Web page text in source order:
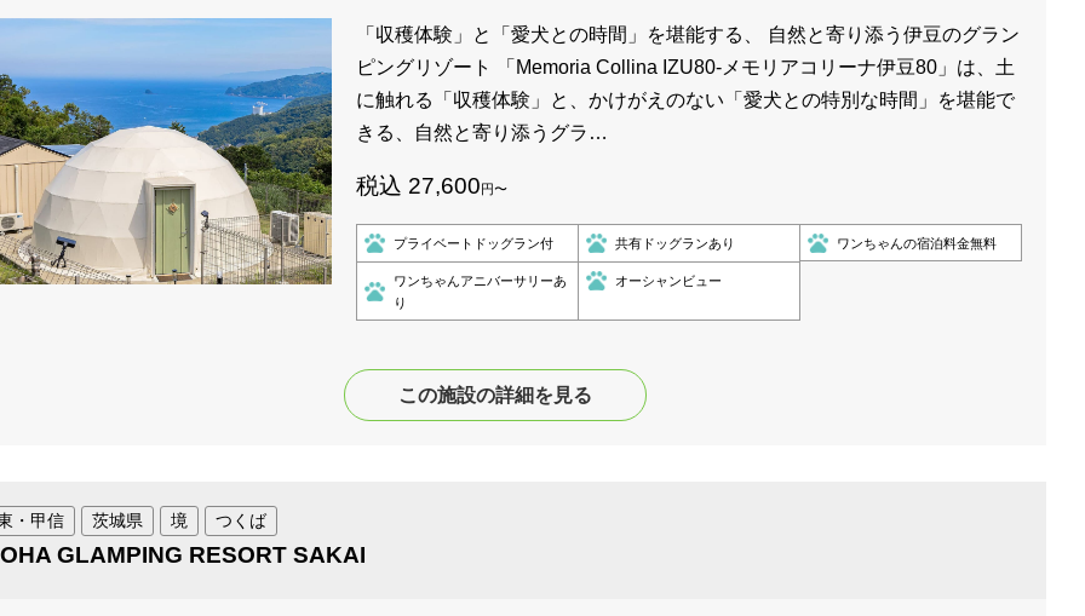
「収穫体験」と「愛犬との時間」を堪能する、 自然と寄り添う伊豆のグラン
ピングリゾート 「Memoria Collina IZU80-メモリアコリーナ伊豆80」は、土
に触れる「収穫体験」と、かけがえのない「愛犬との特別な時間」を堪能で
きる、自然と寄り添うグラ…
税込 27,600円〜
プライベートドッグラン付 共有ドッグランあり ワンちゃんの宿泊料金無料
ワンちゃんアニバーサリーあ
り
オーシャンビュー
この施設の詳細を見る
境 つくば
・甲信 茨城県
GLAMPING RESORT SAKAI